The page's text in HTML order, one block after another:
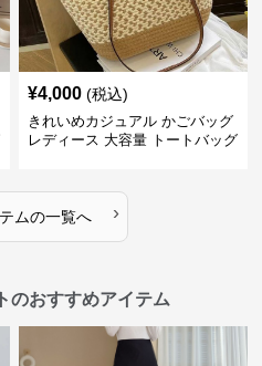
¥4,000 (税込)
きれいめカジュアル かごバッグ
レディース 大容量 トートバッグ
ムの一覧へ ›
のおすすめアイテム